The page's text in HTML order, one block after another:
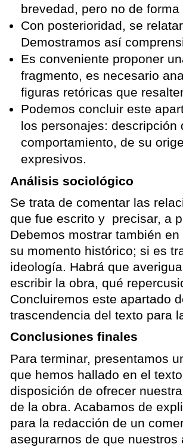
brevedad, pero no de forma
Con posterioridad, se
Demostramos así
Es conveniente proponer
fragmento, es necesario
figuras retóricas que
Podemos concluir este
los personajes:
comportamiento, de su
expresivos.
Análisis sociológico
Se trata de comentar las
que fue escrito y precisar, a
Debemos mostrar también
su momento histórico; si es
ideología. Habrá que
escribir la obra, qué
Concluiremos este apartado
trascendencia del texto para
Conclusiones finales
Para terminar, presentamos
que hemos hallado en el
disposición de ofrecer
de la obra. Acabamos de
para la redacción de un
asegurarnos de que